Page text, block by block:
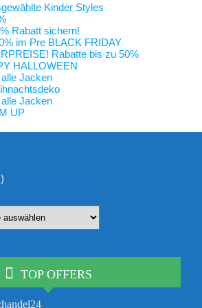
Kinder Styles
Rabatt sichern!
im Pre BLACK FRIDAY
Rabatte bis zu 50%
HALLOWEEN
Jacken
Jacken
UP
TOP OFFERS